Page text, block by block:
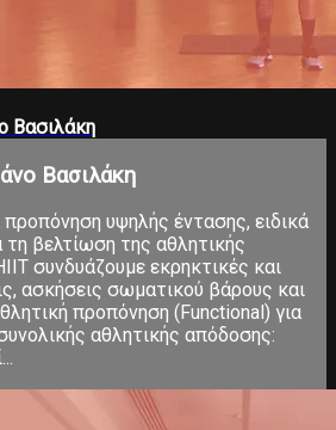
Βασιλάκη
Βασιλάκη
προπόνηση υψηλής έντασης, ειδικά
τη βελτίωση της αθλητικής
συνδυάζουμε εκρηκτικές και
ασκήσεις σωματικού βάρους και
προπόνηση (Functional) για
αθλητικής απόδοσης: